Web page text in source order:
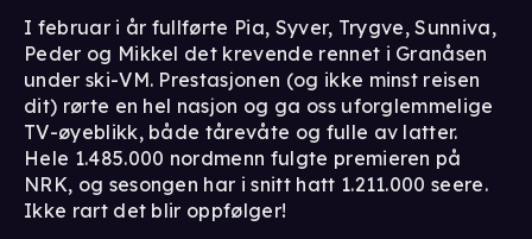
I februar i år fullførte Pia, Syver, Trygve, Sunniva,
Peder og Mikkel det krevende rennet i Granåsen
under ski-VM. Prestasjonen (og ikke minst reisen
dit) rørte en hel nasjon og ga oss uforglemmelige
TV-øyeblikk, både tårevåte og fulle av latter.
Hele 1.485.000 nordmenn fulgte premieren på
NRK, og sesongen har i snitt hatt 1.211.000 seere.
Ikke rart det blir oppfølger!